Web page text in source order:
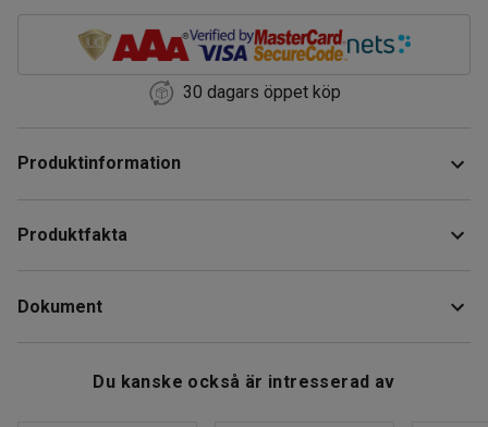
30 dagars öppet köp
Produktinformation
kompressor.
snabbkopplingsnippel.
Produktfakta
Estimerad hanteringstid/person
Dokument
Du kanske också är intresserad av